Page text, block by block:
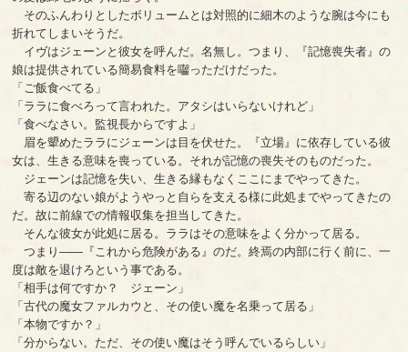
そのふんわりとしたボリュームとは対照的に細木のような腕は今にも
折れてしまいそうだ。
イヴはジェーンと彼女を呼んだ。名無し。つまり、『記憶喪失者』の
娘は提供されている簡易食料を囓っただけだった。
「ご飯食べてる」
「ララに食べろって言われた。アタシはいらないけれど」
「食べなさい。監視長からですよ」
眉を顰めたララにジェーンは目を伏せた。『立場』に依存している彼
女は、生きる意味を喪っている。それが記憶の喪失そのものだった。
ジェーンは記憶を失い、生きる縁もなくここにまでやってきた。
寄る辺のない娘がようやっと自らを支える様に此処までやってきたの
だ。故に前線での情報収集を担当してきた。
そんな彼女が此処に居る。ララはその意味をよく分かって居る。
つまり――『これから危険がある』のだ。終焉の内部に行く前に、一
度は敵を退けろという事である。
「相手は何ですか？ ジェーン」
「古代の魔女ファルカウと、その使い魔を名乗って居る」
「本物ですか？」
「分からない。ただ、その使い魔はそう呼んでいるらしい」